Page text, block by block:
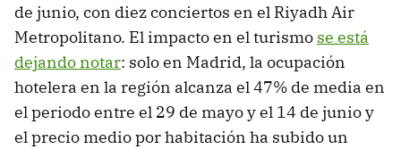
de junio, con diez conciertos en el Riyadh Air
Metropolitano. El impacto en el turismo se está
dejando notar: solo en Madrid, la ocupación
hotelera en la región alcanza el 47% de media en
el periodo entre el 29 de mayo y el 14 de junio y
el precio medio por habitación ha subido un